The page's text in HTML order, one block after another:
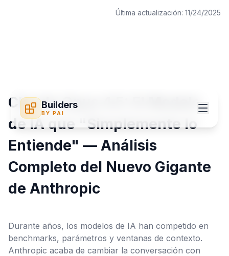
Builders
BY PAI
Configuración
Última actualización: 11/24/2025
Claude Opus 4.5: El Modelo
de IA que "Simplemente lo
Entiende" — Análisis
Completo del Nuevo Gigante
de Anthropic
Durante años, los modelos de IA han competido en
benchmarks, parámetros y ventanas de contexto.
Anthropic acaba de cambiar la conversación con